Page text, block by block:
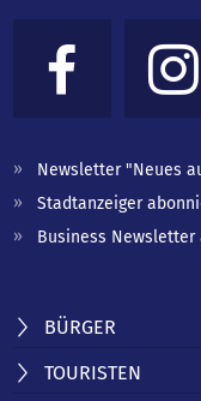
Newsletter "Neues
Stadtanzeiger
Business Newsletter
BÜRGER
TOURISTEN